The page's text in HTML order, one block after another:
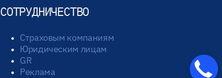
СОТРУДНИЧЕСТВО
Страховым компаниям
Юридическим лицам
GR
Реклама